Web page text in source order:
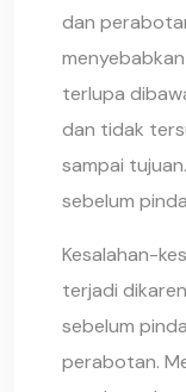
dan
terlupa
dan tidak
sampai
sebelum
Kesalahan-
terjadi
sebelum
perabotan.